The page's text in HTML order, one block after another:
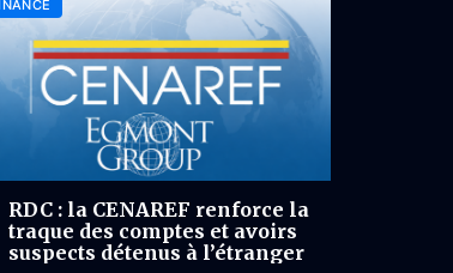
RDC : la CENAREF renforce la
traque des comptes et avoirs
suspects détenus à l’étranger